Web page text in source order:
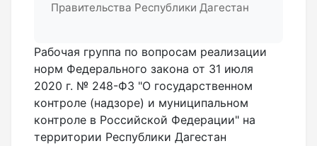
Правительства Республики Дагестан
Рабочая группа по вопросам реализации
норм Федерального закона от 31 июля
2020 г. № 248-ФЗ "О государственном
контроле (надзоре) и муниципальном
контроле в Российской Федерации" на
территории Республики Дагестан